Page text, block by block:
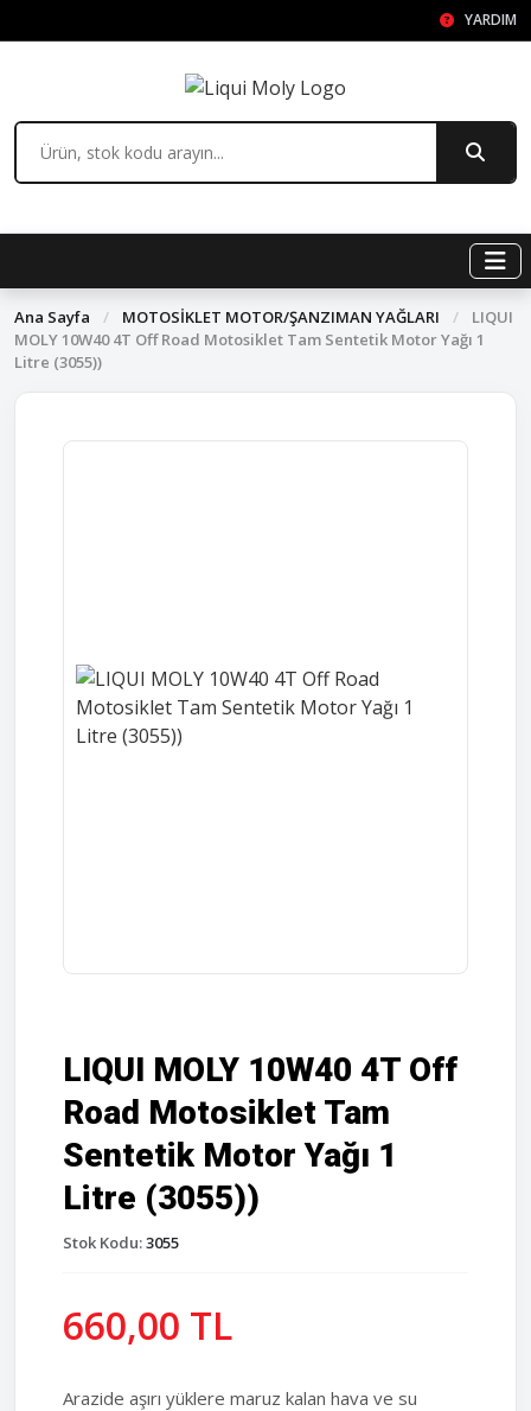
YARDIM
Ana Sayfa / MOTOSİKLET MOTOR/ŞANZIMAN YAĞLARI /
LIQUI
MOLY 10W40 4T Off Road Motosiklet Tam Sentetik Motor Yağı 1
Litre (3055))
LIQUI MOLY 10W40 4T Off
Road Motosiklet Tam
Sentetik Motor Yağı 1
Litre (3055))
Stok Kodu:3055
660,00 TL
Arazide aşırı yüklere maruz kalan hava ve su